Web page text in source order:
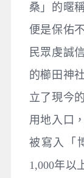
桑」的暱
便是保佑
民眾虔誠
的櫛田神
立了現今
用地入口
被寫入「
1,000年以